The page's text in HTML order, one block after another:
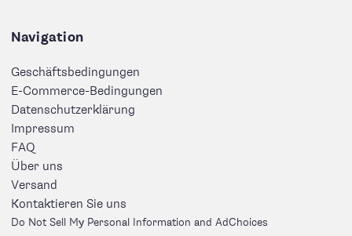
Navigation
Geschäftsbedingungen
E-Commerce-Bedingungen
Datenschutzerklärung
Impressum
FAQ
Über uns
Versand
Kontaktieren Sie uns
Do Not Sell My Personal Information and AdChoices